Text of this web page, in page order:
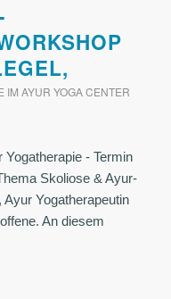
IM AYUR YOGA CENTER
- Termin
Skoliose & Ayur-
Yogatherapeutin
An diesem